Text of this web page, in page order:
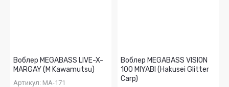
Воблер MEGABASS LIVE-X-
MARGAY (M Kawamutsu)
Артикул: MA-171
Воблер MEGABASS VISION
100 MIYABI (Hakusei Glitter
Carp)